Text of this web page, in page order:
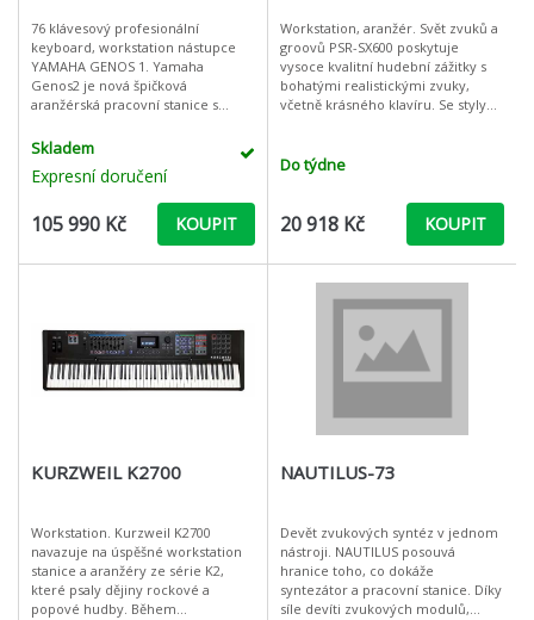
76 klávesový profesionální
keyboard, workstation nástupce
YAMAHA GENOS 1. Yamaha
Genos2 je nová špičková
aranžérská pracovní stanice s
tónového generátoru s dvojitým
Skladem
Expresní doručení
105 990 Kč KOUPIT
Workstation, aranžér. Svět zvuků a
groovů PSR-SX600 poskytuje
vysoce kvalitní hudební zážitky s
bohatými realistickými zvuky,
včetně krásného klavíru. Se styly
Do týdne
20 918 Kč KOUPIT
KURZWEIL K2700
Workstation. Kurzweil K2700
navazuje na úspěšné workstation
stanice a aranžéry ze série K2,
které psaly dějiny rockové a
popové hudby. Během
NAUTILUS-73
Devět zvukových syntéz v jednom
nástroji. NAUTILUS posouvá
hranice toho, co dokáže
syntezátor a pracovní stanice. Díky
síle devíti zvukových modulů,